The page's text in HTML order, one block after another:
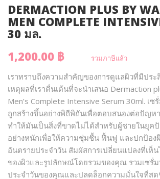
DERMACTION PLUS BY
MEN COMPLETE
30 มล.
1,200.00 ฿
รวมภาษีแล้ว
เราทราบถึงความสำคัญของการดูแลผิวที่มีปร
เหตุผลที่เราตื่นเต้นที่จะนำเสนอ Dermaction
Men’s Complete Intensive Serum 30ml. เ
ถูกสร้างขึ้นอย่างพิถีพิถันเพื่อตอบสนองต่อปัญห
ทำให้มันเป็นสิ่งที่ขาดไม่ได้สำหรับผู้ชายในยุค
อย่างหนักเพื่อให้ความชุ่มชื้น ฟื้นฟู และปกป้อง
อันตรายประจำวัน สัมผัสการเปลี่ยนแปลงที่เห็
ของผิวและรูปลักษณ์โดยรวมของคุณ รวมเซรั่ม
ประจำวันของคุณและปลดล็อกความมั่นใจที่ส